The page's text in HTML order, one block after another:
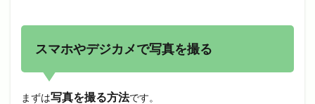
スマホやデジカメで写真を撮る
まずは写真を撮る方法です。